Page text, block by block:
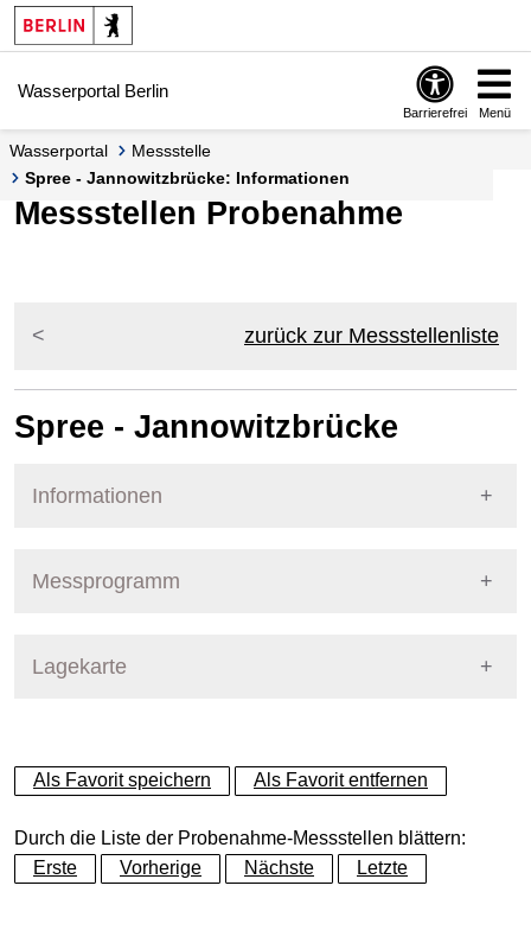
Springe zur Navigation
Springe zum Inhalt
Wasserportal Berlin
Barrierefrei Menü
Wasserportal
Messstelle
Spree - Jannowitzbrücke: Informationen
Messstellen Probenahme
zurück zur Messstellenliste
Spree - Jannowitzbrücke
Informationen
Nummer
Betreiber Land Berlin
Ausprägung Probenahme
Messprogramm
Stoffgruppe
Anionen und Kationen
Biologische Parameter
Lagekarte
+
−
Als Favorit speichern Als Favorit entfernen
Durch die Liste der Probenahme-Messstellen blättern:
Erste
Vorherige Nächste Letzte